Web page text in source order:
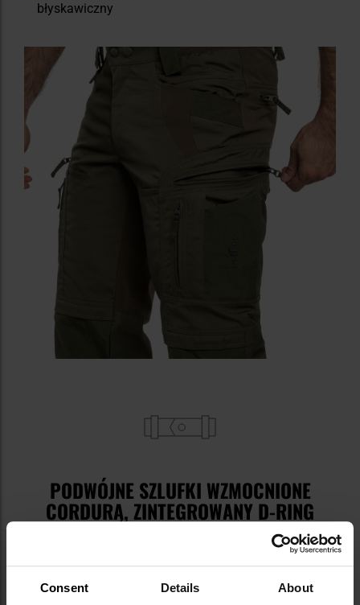
Consent Details About
błyskawiczny
PODWÓJNE SZLUFKI WZMOCNIONE
CORDURĄ, ZINTEGROWANY D-RING
podwójne, wzmocnione
Cordurą szlufki,które dodatkowo umożliwiają
zastosowanie pasa
w systemie Waist/Flex.
Prawa